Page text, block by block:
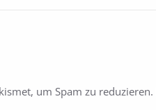
um Spam zu reduzieren.